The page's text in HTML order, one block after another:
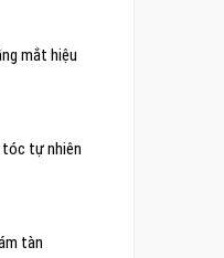
mắt hiệu
tóc tự nhiên
tàn